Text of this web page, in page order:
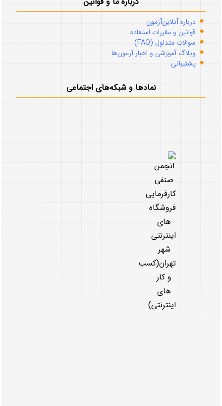
درباره آنلاین‌آزمون
قوانین و مقررات استفاده
سوالات متداول (FAQ)
وبلاگ آموزشی و اخبار آزمون‌ها
پشتیبانی
نمادها و شبکه‌های اجتماعی